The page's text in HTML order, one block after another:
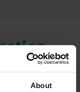
About
adapté à :